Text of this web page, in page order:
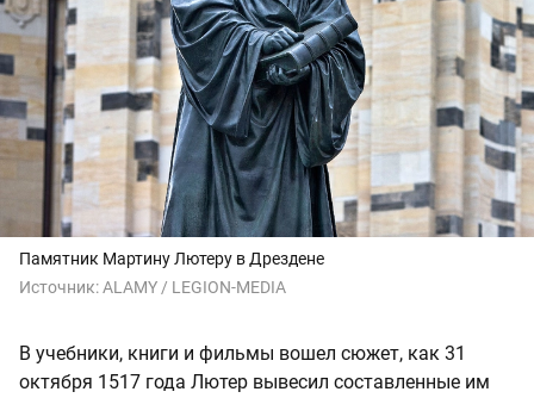
Памятник Мартину Лютеру в Дрездене
Источник:ALAMY / LEGION-MEDIA
В учебники, книги и фильмы вошел сюжет, как 31
октября 1517 года Лютер вывесил составленные им